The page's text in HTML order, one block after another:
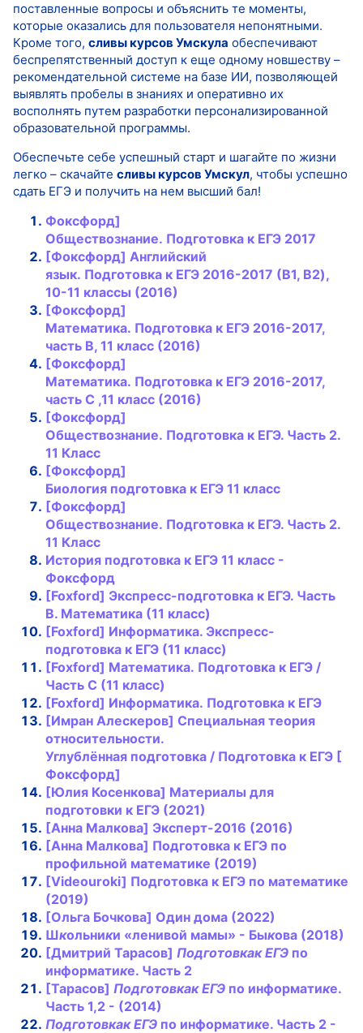
поставленные вопросы и объяснить те моменты,
которые оказались для пользователя непонятными.
Кроме того, сливы курсов Умскула обеспечивают
беспрепятственный доступ к еще одному новшеству –
рекомендательной системе на базе ИИ, позволяющей
выявлять пробелы в знаниях и оперативно их
восполнять путем разработки персонализированной
образовательной программы.
Обеспечьте себе успешный старт и шагайте по жизни
легко – скачайте сливы курсов Умскул, чтобы успешно
сдать ЕГЭ и получить на нем высший бал!
Фоксфорд]
Обществознание. Подготовка к ЕГЭ 2017
[Фоксфорд] Английский
язык. Подготовка к ЕГЭ 2016-2017 (B1, B2),
10-11 классы (2016)
[Фоксфорд]
Математика. Подготовка к ЕГЭ 2016-2017,
часть B, 11 класс (2016)
[Фоксфорд]
Математика. Подготовка к ЕГЭ 2016-2017,
часть C ,11 класс (2016)
[Фоксфорд]
Обществознание. Подготовка к ЕГЭ. Часть 2.
11 Класс
[Фоксфорд]
Биология подготовка к ЕГЭ 11 класс
[Фоксфорд]
Обществознание. Подготовка к ЕГЭ. Часть 2.
11 Класс
История подготовка к ЕГЭ 11 класс -
Фоксфорд
[Foxford] Экспресс-подготовка к ЕГЭ. Часть
B. Математика (11 класс)
[Foxford] Информатика. Экспресс-
подготовка к ЕГЭ (11 класс)
[Foxford] Математика. Подготовка к ЕГЭ /
Часть С (11 класс)
[Foxford] Информатика. Подготовка к ЕГЭ
[Имран Алескеров] Специальная теория
относительности.
Углублённая подготовка / Подготовка к ЕГЭ [
Фоксфорд]
[Юлия Косенкова] Материалы для
подготовки к ЕГЭ (2021)
[Анна Малкова] Эксперт-2016 (2016)
[Анна Малкова] Подготовка к ЕГЭ по
профильной математике (2019)
[Videouroki] Подготовка к ЕГЭ по математике
(2019)
[Ольга Бочкова] Один дома (2022)
Школьники «ленивой мамы» - Быкова (2018)
[Дмитрий Тарасов] Подготовкак ЕГЭ по
информатике. Часть 2
[Тарасов] Подготовкак ЕГЭ по информатике.
Часть 1,2 - (2014)
Подготовкак ЕГЭ по информатике. Часть 2 -